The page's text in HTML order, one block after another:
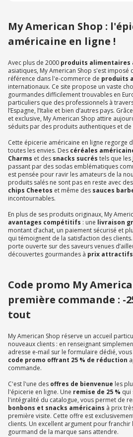
My American Shop :
américaine en ligne !
Avec plus de 2000 produits alimentaires
asiatiques, My American Shop s'est imposé
référence dans l'e-commerce de produits
internationaux. Ce site propose un vaste
gourmandes difficilement trouvables en
particuliers que des professionnels à
l’Espagne, l’Italie et bien d’autres pays.
et exclusive, My American Shop attire
séduits par des produits authentiques et de
Cette épicerie américaine en ligne regorge
toutes les envies. Des céréales
Charms et des snacks sucrés tels que les
passant par des sodas emblématiques
est pensée pour ravir les amateurs de la
produits salés ne sont pas en reste avec des
chips Cheetos et même des sauces
incontournables.
En plus de ses produits originaux, My
avantages compétitifs : une livraison
montant d’achat, un paiement sécurisé et
qui témoignent de la satisfaction des
porte ouverte sur des saveurs venues
découvertes gourmandes à prix
Code promo My
première commande : -
tout
My American Shop réserve un accueil
nouveaux clients : en renseignant
adresse e-mail sur le formulaire dédié,
code promo offrant 25 % de réduction
commande.
C'est l'une des offres de bienvenue les
l'épicerie en ligne. Une remise de 25 % qui
l'intégralité du catalogue, vous permet de
bonbons et snacks américains à prix
première visite. Cette offre est
clients. Un excellent argument pour
gourmand de la marque sans attendre.